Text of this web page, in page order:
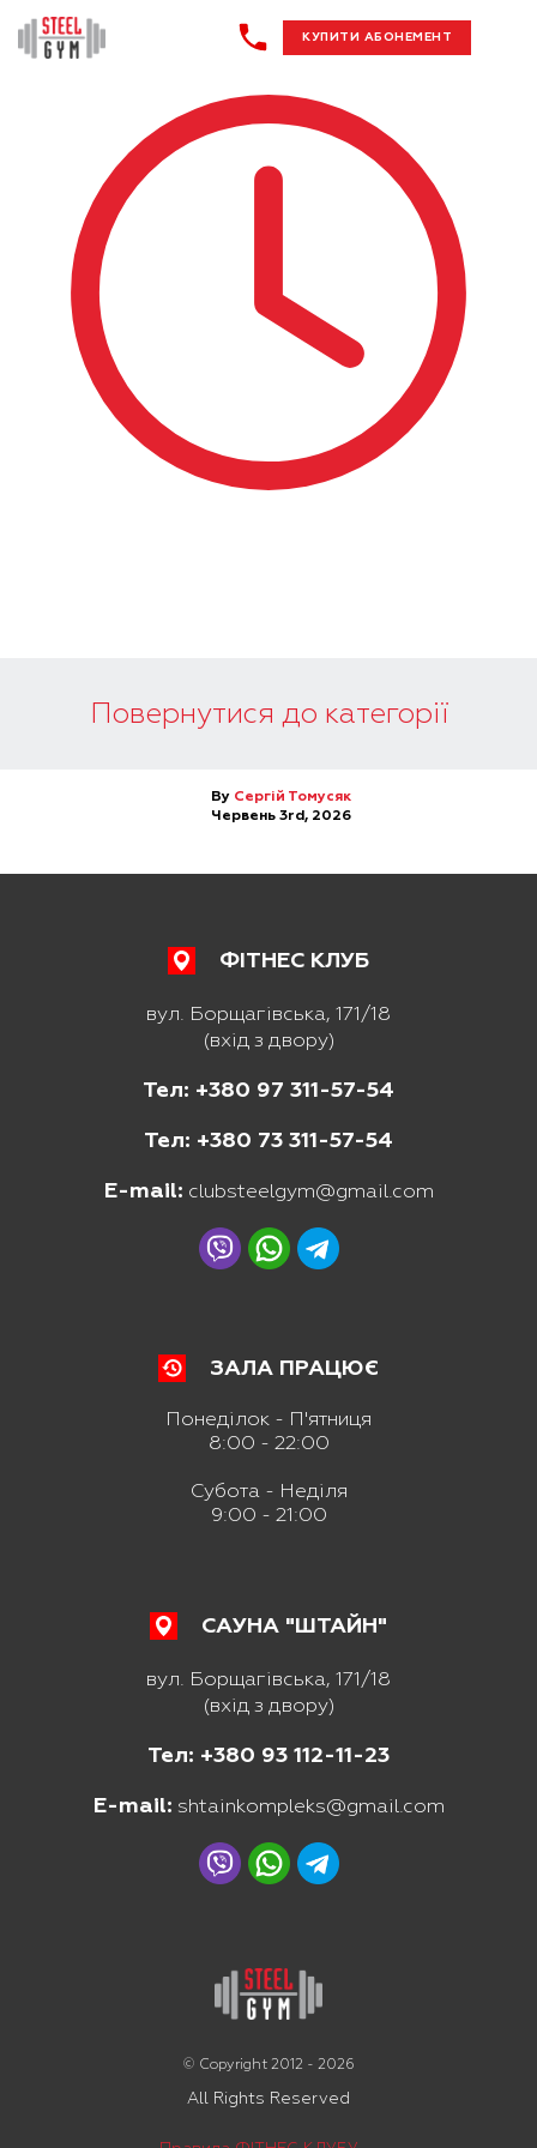
КУПИТИ АБОНЕМЕНТ
Повернутися до категорії
By Сергій Томусяк
Червень 3rd, 2026
© Copyright 2012 - 2026
All Rights Reserved
ФІТНЕС КЛУБ
вул. Борщагівська, 171/18
(вхід з двору)
Тел: +380 97 311-57-54
Тел: +380 73 311-57-54
E-mail: clubsteelgym@gmail.com
ЗАЛА ПРАЦЮЄ
Понеділок - П'ятниця
8:00 - 22:00
Субота - Неділя
9:00 - 21:00
САУНА "ШТАЙН"
вул. Борщагівська, 171/18
(вхід з двору)
Тел: +380 93 112-11-23
E-mail: shtainkompleks@gmail.com